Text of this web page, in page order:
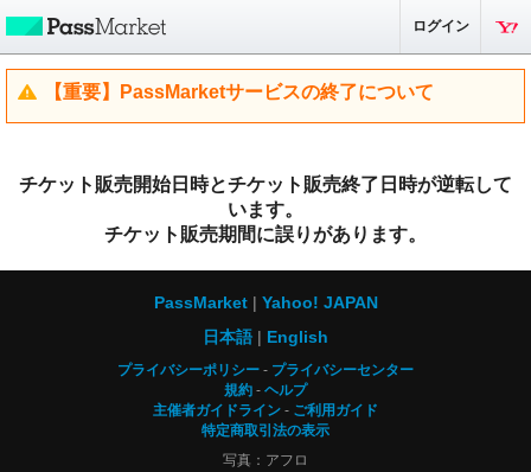
ログイン
【重要】PassMarketサービスの終了について
チケット販売開始日時とチケット販売終了日時が逆転して
います。
チケット販売期間に誤りがあります。
PassMarket
Yahoo! JAPAN
日本語
English
プライバシーポリシー
プライバシーセンター
規約
ヘルプ
主催者ガイドライン
ご利用ガイド
特定商取引法の表示
写真：アフロ